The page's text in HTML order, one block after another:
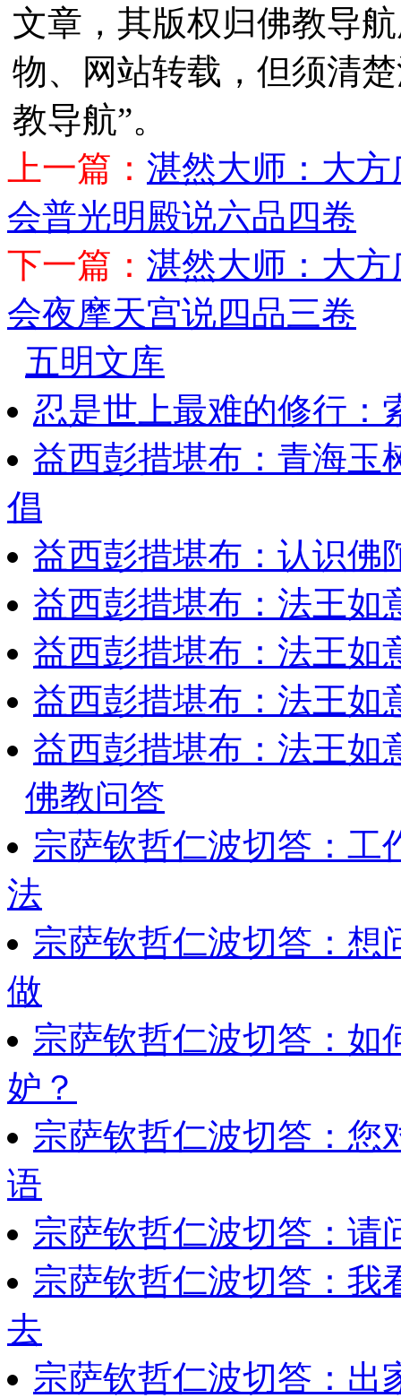
文章，其版权归佛教导
物、网站转载，但须清
教导航”。
上一篇： 湛然大师：大
会普光明殿说六品四卷
下一篇： 湛然大师：大
会夜摩天宫说四品三卷
五明文库
忍是世上最难的修行：
益西彭措堪布：青海玉
倡
益西彭措堪布：认识佛
益西彭措堪布：法王如
益西彭措堪布：法王如
益西彭措堪布：法王如
益西彭措堪布：法王如
佛教问答
宗萨钦哲仁波切答：工
法
宗萨钦哲仁波切答：想
做
宗萨钦哲仁波切答：如
妒？
宗萨钦哲仁波切答：您
语
宗萨钦哲仁波切答：请
宗萨钦哲仁波切答：我
去
宗萨钦哲仁波切答：出